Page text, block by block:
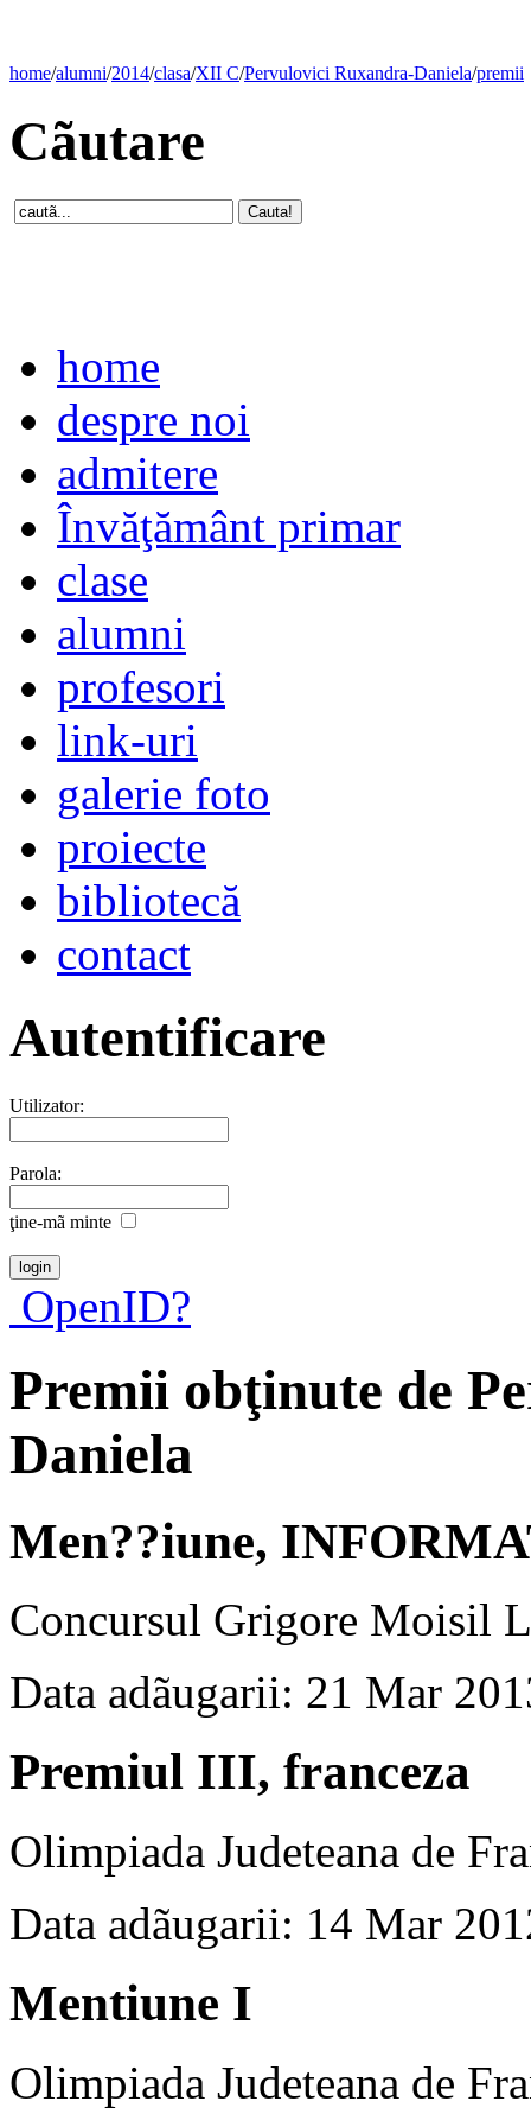
home/alumni/2014/clasa/XII C/Pervulovici Ruxandra-Daniela/premii
Cãutare
home
despre noi
admitere
Învăţământ primar
clase
alumni
profesori
link-uri
galerie foto
proiecte
bibliotecă
contact
Autentificare
Utilizator:
Parola:
ţine-mã minte
OpenID?
Premii obţinute de
Daniela
Men??iune,
Concursul Grigore Moisil
Data adãugarii: 21 Mar
Premiul III, franceza
Olimpiada Judeteana de
Data adãugarii: 14 Mar
Mentiune I
Olimpiada Judeteana de